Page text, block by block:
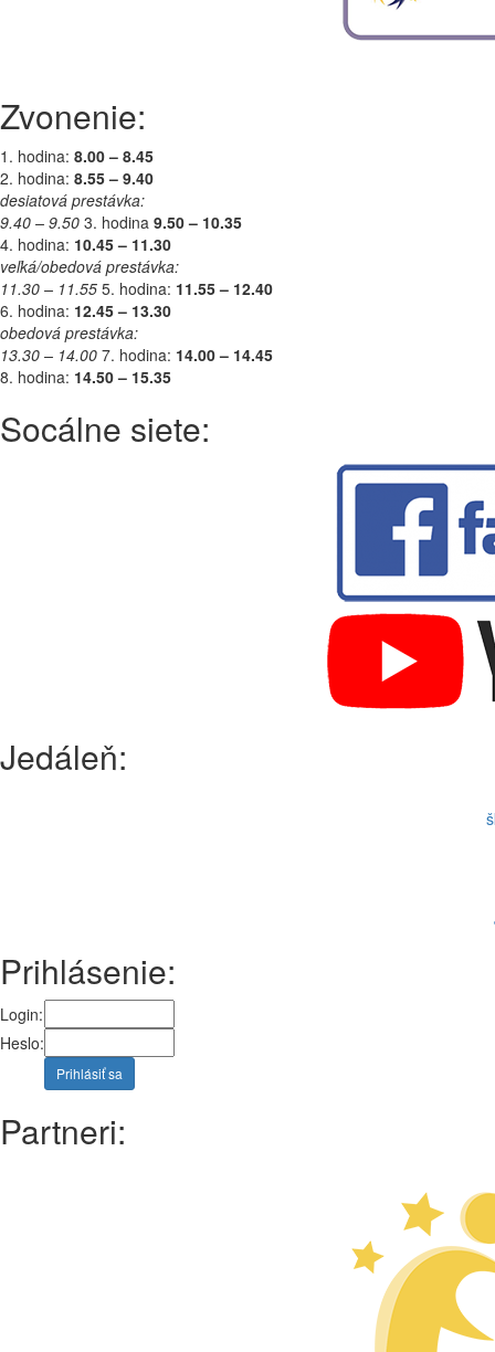
Zvonenie:
1. hodina: 8.00 – 8.45
2. hodina: 8.55 – 9.40
desiatová prestávka:
9.40 – 9.50 3. hodina 9.50 – 10.35
4. hodina: 10.45 – 11.30
veľká/obedová prestávka:
11.30 – 11.55 5. hodina: 11.55 – 12.40
6. hodina: 12.45 – 13.30
obedová prestávka:
13.30 – 14.00 7. hodina: 14.00 – 14.45
8. hodina: 14.50 – 15.35
Socálne siete:
Jedáleň:
Prihlásenie:
Login:
Heslo:
Prihlásiť sa
Partneri: